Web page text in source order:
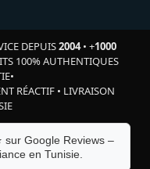
DEPUIS2004• +1000
100% AUTHENTIQUES
•
RÉACTIF • LIVRAISON
sur Google Reviews –
en Tunisie.